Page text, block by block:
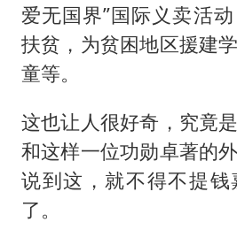
爱无国界”国际义卖活
扶贫，为贫困地区援建
童等。
这也让人很好奇，究竟
和这样一位功勋卓著的
说到这，就不得不提
了。